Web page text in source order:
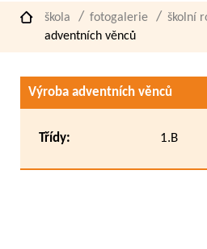
škola fotogalerie školní
adventních věnců
Výroba adventních věnců
Třídy: 1.B